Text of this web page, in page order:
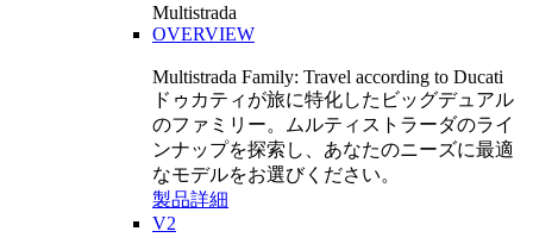
Multistrada
OVERVIEW
Multistrada Family: Travel according to Ducati
ドゥカティが旅に特化したビッグデュアル
のファミリー。ムルティストラーダのライ
ンナップを探索し、あなたのニーズに最適
なモデルをお選びください。
製品詳細
V2